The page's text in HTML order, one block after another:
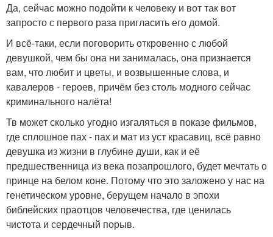
Да, сейчас можно подойти к человеку и вот так вот
запросто с первого раза пригласить его домой.
И всё-таки, если поговорить откровенно с любой
девушкой, чем бы она ни занималась, она признается
вам, что любит и цветы, и возвышенные слова, и
кавалеров - героев, причём без столь модного сейчас
криминального налёта!
Тв может сколько угодно изгаляться в показе фильмов,
где сплошное пах - пах и мат из уст красавиц, всё равно
девушка из жизни в глубине души, как и её
предшественница из века позапрошлого, будет мечтать о
принце на белом коне. Потому что это заложено у нас на
генетическом уровне, берущем начало в эпохи
библейских праотцов человечества, где ценилась
чистота и сердечный порыв.